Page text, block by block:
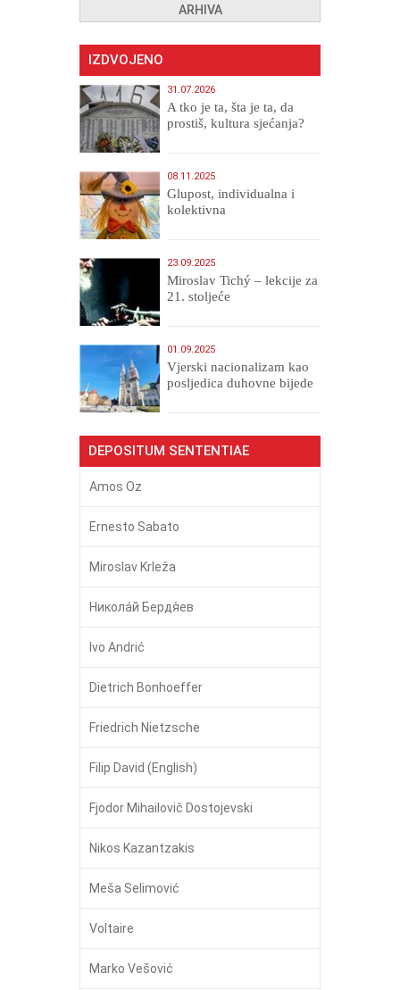
ARHIVA
IZDVOJENO
31.07.2026
A tko je ta, šta je ta, da
prostiš, kultura sjećanja?
08.11.2025
Glupost, individualna i
kolektivna
23.09.2025
Miroslav Tichý – lekcije za
21. stoljeće
01.09.2025
​Vjerski nacionalizam kao
posljedica duhovne bijede
DEPOSITUM SENTENTIAE
Amos Oz
Ernesto Sabato
Miroslav Krleža
Никола́й Бердя́ев
Ivo Andrić
Dietrich Bonhoeffer
Friedrich Nietzsche
Filip David (English)
Fjodor Mihailovič Dostojevski
Nikos Kazantzakis
Meša Selimović
Voltaire
Marko Vešović